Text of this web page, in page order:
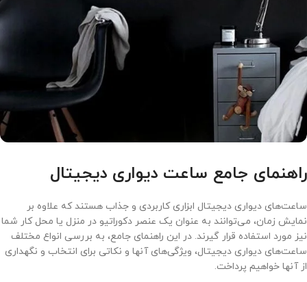
راهنمای جامع ساعت دیواری دیجیتال
ساعت‌های دیواری دیجیتال ابزاری کاربردی و جذاب هستند که علاوه بر
نمایش زمان، می‌توانند به عنوان یک عنصر دکوراتیو در منزل یا محل کار شما
نیز مورد استفاده قرار گیرند. در این راهنمای جامع، به بررسی انواع مختلف
ساعت‌های دیواری دیجیتال، ویژگی‌های آنها و نکاتی برای انتخاب و نگهداری
از آنها خواهیم پرداخت.